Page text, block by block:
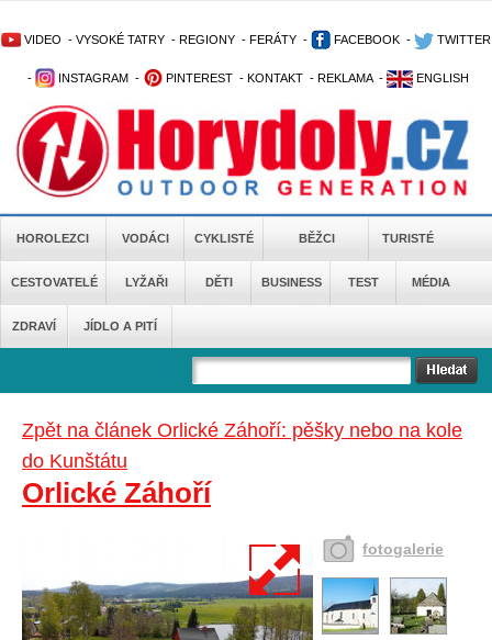
VIDEO - VYSOKÉ TATRY - REGIONY - FERÁTY - FACEBOOK - TWITTER
- INSTAGRAM - PINTEREST - KONTAKT - REKLAMA - ENGLISH
HOROLEZCI VODÁCI CYKLISTÉ BĚŽCI TURISTÉ
CESTOVATELÉ LYŽAŘI DĚTI BUSINESS TEST MÉDIA
ZDRAVÍ JÍDLO A PITÍ
Zpět na článek Orlické Záhoří: pěšky nebo na kole
do Kunštátu
Orlické Záhoří
fotogalerie